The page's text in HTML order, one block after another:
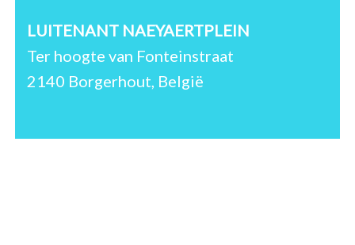
LUITENANT NAEYAERTPLEIN
Ter hoogte van Fonteinstraat
2140 Borgerhout, België